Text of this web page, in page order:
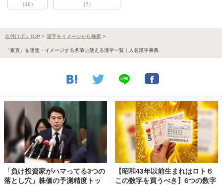
（10） （7）
名付けポンTOP > 漢字をイメージから検索 >
「素直」を連想・イメージする名前に使える漢字一覧｜人名漢字事典
「負け投資家がハマってる3つの
落とし穴」株価の予測精度トッ
【昭和43年以前生まれはロト６
この数字を買うべき】6つの数字